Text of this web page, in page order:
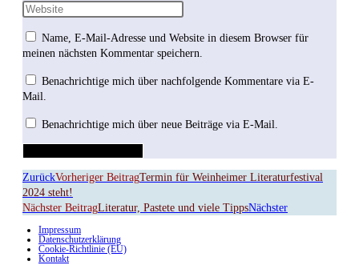
Name, E-Mail-Adresse und Website in diesem Browser für
meinen nächsten Kommentar speichern.
Benachrichtige mich über nachfolgende Kommentare via E-
Mail.
Benachrichtige mich über neue Beiträge via E-Mail.
ZurückVorheriger BeitragTermin für Weinheimer Literaturfestival
2024 steht!
Nächster BeitragLiteratur, Pastete und viele TippsNächster
Impressum
Datenschutzerklärung
Cookie-Richtlinie (EU)
Kontakt